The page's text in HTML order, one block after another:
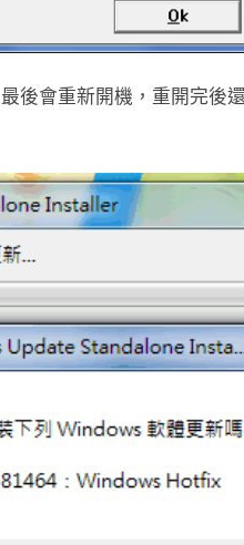
後會重新開機，重開完後